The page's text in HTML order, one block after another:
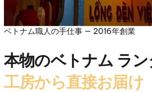
ベトナム職人の手仕事 — 2016年創業
本物のベトナム ラ
工房から直接お届け